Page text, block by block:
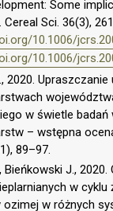
Some
Cereal Sci. 36(3),
10.1006/
10.1006/
2020.
w świetle badań
– wstępna
89–97.
Bieńkowski J., 2020.
w cyklu
ozimej w różnych